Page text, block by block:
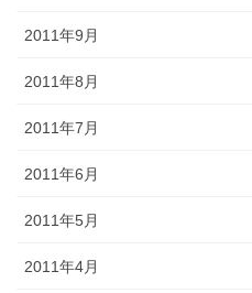
2011年9月
2011年8月
2011年7月
2011年6月
2011年5月
2011年4月